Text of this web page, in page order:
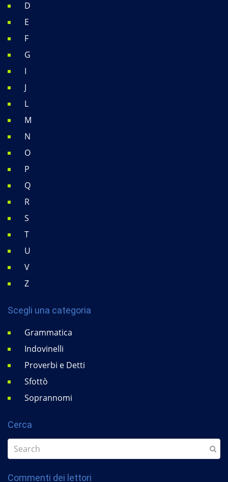
D
E
F
G
I
J
L
M
N
O
P
Q
R
S
T
U
V
Z
Scegli una categoria
Grammatica
Indovinelli
Proverbi e Detti
Sfottò
Soprannomi
Cerca
Commenti dei lettori